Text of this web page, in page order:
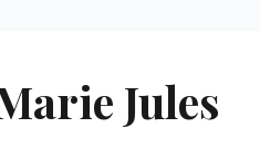
Jules